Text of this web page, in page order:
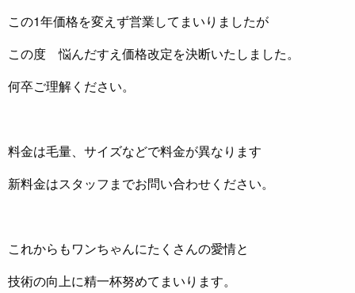
この1年価格を変えず営業してまいりましたが
この度 悩んだすえ価格改定を決断いたしました。
何卒ご理解ください。
料金は毛量、サイズなどで料金が異なります
新料金はスタッフまでお問い合わせください。
これからもワンちゃんにたくさんの愛情と
技術の向上に精一杯努めてまいります。